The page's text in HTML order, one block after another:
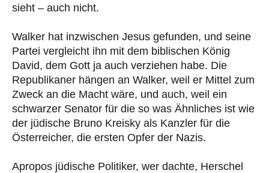
sieht – auch nicht.
Walker hat inzwischen Jesus gefunden, und seine
Partei vergleicht ihn mit dem biblischen König
David, dem Gott ja auch verziehen habe. Die
Republikaner hängen an Walker, weil er Mittel zum
Zweck an die Macht wäre, und auch, weil ein
schwarzer Senator für die so was Ähnliches ist wie
der jüdische Bruno Kreisky als Kanzler für die
Österreicher, die ersten Opfer der Nazis.
Apropos jüdische Politiker, wer dachte, Herschel